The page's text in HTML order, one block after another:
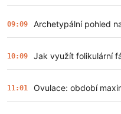
09:09 Archetypální pohled
10:09 Jak využít folikulární
11:01 Ovulace: období